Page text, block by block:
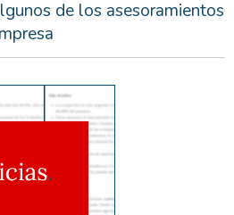
de los asesoramientos